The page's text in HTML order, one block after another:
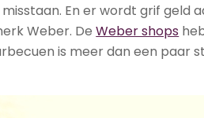
En er wordt grif geld
Weber. DeWeber shops
is meer dan een paar